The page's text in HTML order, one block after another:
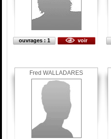
ouvrages : 1 voir
Fred WALLADARES